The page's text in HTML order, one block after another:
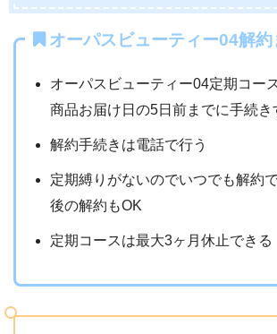
オーパスビューティー04解約
オーパスビューティー04定期コー
商品お届け日の5日前までに手続き
解約手続きは電話で行う
定期縛りがないのでいつでも解約
後の解約もOK
定期コースは最大3ヶ月休止できる